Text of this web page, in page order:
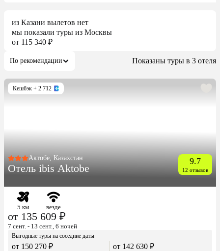
из Казани вылетов нет
мы показали туры из Москвы
от 115 340 ₽
По рекомендации Показаны туры в 3 отеля
Кешбэк + 2 712
Актобе, Казахстан
Отель ibis Aktobe
9.7
12 отзывов
5 км везде
от 135 609 ₽
7 сент. - 13 сент., 6 ночей
Выгодные туры на соседние даты
от 150 270 ₽ от 142 630 ₽